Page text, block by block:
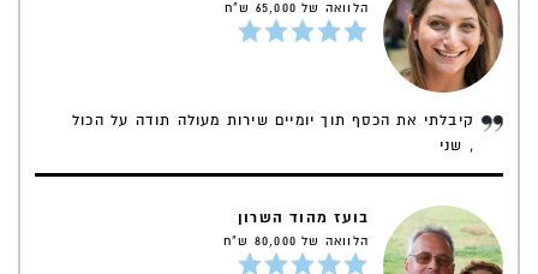
הלוואה של 65,000 ש"ח
קיבלתי את הכסף תוך יומיים שירות מעולה תודה על הכול
, שני
בועז מהוד השרון
הלוואה של 80,000 ש"ח